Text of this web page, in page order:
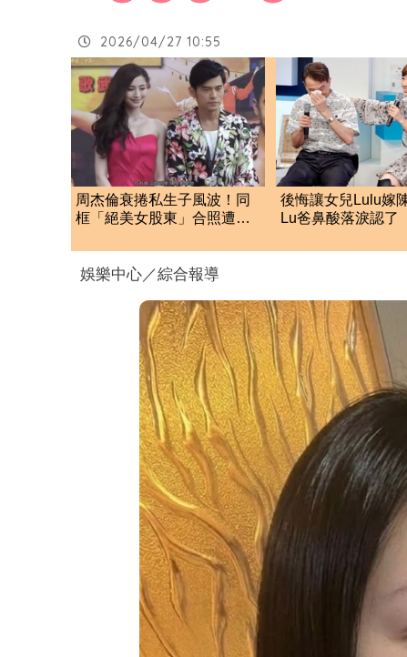
2026/04/27 10:55
周杰倫衰捲私生子風波！同
框「絕美女股東」合照遭瘋
後悔讓女兒Lulu嫁
Lu爸鼻酸落淚認
娛樂中心／綜合報導